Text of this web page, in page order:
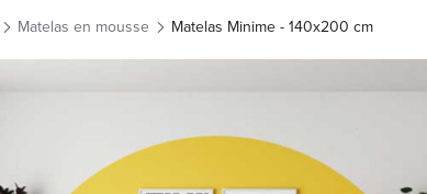
Matelas en mousse Matelas Minime - 140x200 cm